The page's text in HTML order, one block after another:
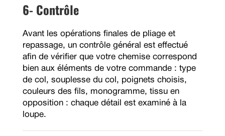
6- Contrôle
Avant les opérations finales de pliage et
repassage, un contrôle général est effectué
afin de vérifier que votre chemise correspond
bien aux éléments de votre commande : type
de col, souplesse du col, poignets choisis,
couleurs des fils, monogramme, tissu en
opposition : chaque détail est examiné à la
loupe.